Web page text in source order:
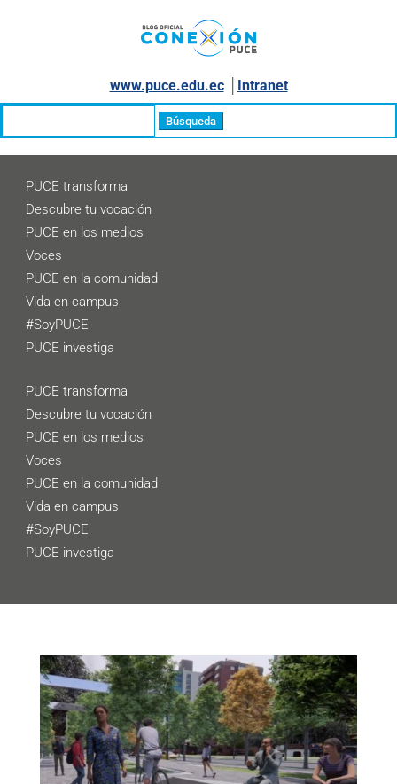
www.puce.edu.ec│ Intranet
PUCE transforma
Descubre tu vocación
PUCE en los medios
Voces
PUCE en la comunidad
Vida en campus
#SoyPUCE
PUCE investiga
PUCE transforma
Descubre tu vocación
PUCE en los medios
Voces
PUCE en la comunidad
Vida en campus
#SoyPUCE
PUCE investiga